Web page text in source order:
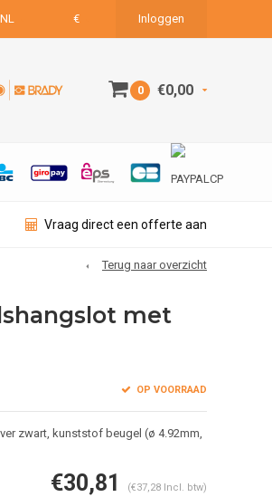
NL € Inloggen
0 €0,00
Vraag direct een offerte aan
Terug naar overzicht
met
OP VOORRAAD
zwart, kunststof beugel (ø 4.92mm,
€30,81 (€37,28 Incl. btw)